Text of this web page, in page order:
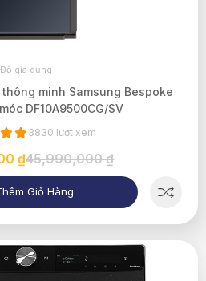
Đồ gia dụng
minh Samsung Bespoke
DF10A9500CG/SV
3830 lượt xem
₫45,990,000 ₫
Giỏ Hàng